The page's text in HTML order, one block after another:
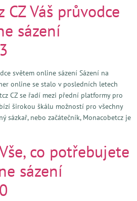
CZ Váš průvodce
sázení
světem online sázení Sázení na
online se stalo v posledních letech
CZ se řadí mezi přední platformy pro
širokou škálu možností pro všechny
sázkař, nebo začátečník, Monacobetcz je
co potřebujete
sázení